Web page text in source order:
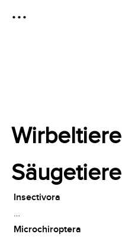
…
Wirbeltiere
Säugetiere
Insectivora
…
Microchiroptera